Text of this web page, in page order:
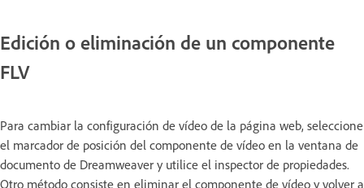
Edición o eliminación de un componente
FLV
Para cambiar la configuración de vídeo de la página web, seleccione
el marcador de posición del componente de vídeo en la ventana de
documento de Dreamweaver y utilice el inspector de propiedades.
Otro método consiste en eliminar el componente de vídeo y volver a